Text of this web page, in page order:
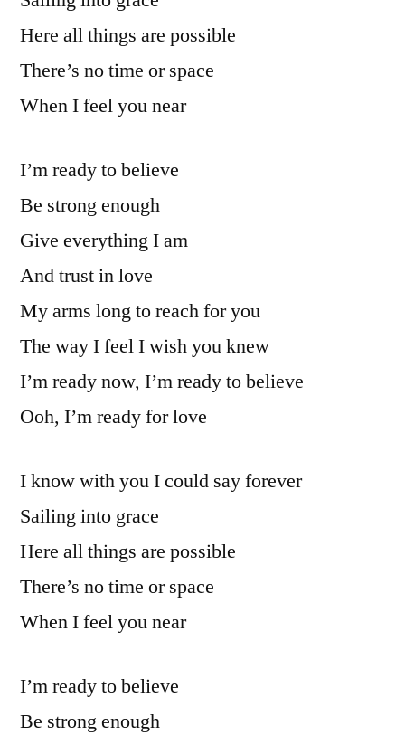
Here all things are possible
There’s no time or space
When I feel you near
I’m ready to believe
Be strong enough
Give everything I am
And trust in love
My arms long to reach for you
The way I feel I wish you knew
I’m ready now, I’m ready to believe
Ooh, I’m ready for love
I know with you I could say forever
Sailing into grace
Here all things are possible
There’s no time or space
When I feel you near
I’m ready to believe
Be strong enough